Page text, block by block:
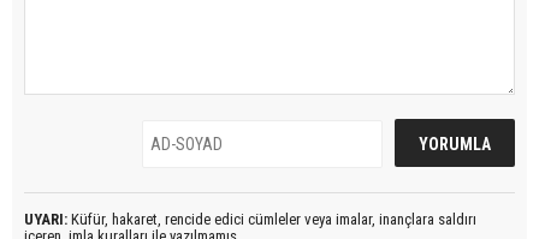
UYARI: Küfür, hakaret, rencide edici cümleler veya imalar, inançlara saldırı